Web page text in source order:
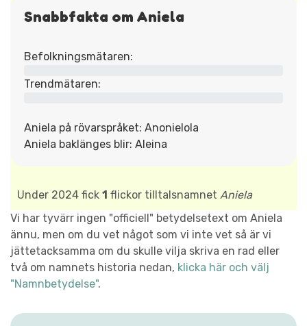
Snabbfakta om Aniela
Befolkningsmätaren:
Trendmätaren:
Aniela på rövarspråket: Anonielola
Aniela baklänges blir: Aleina
Under 2024 fick 1 flickor tilltalsnamnet Aniela
Vi har tyvärr ingen "officiell" betydelsetext om Aniela
ännu, men om du vet något som vi inte vet så är vi
jättetacksamma om du skulle vilja skriva en rad eller
två om namnets historia nedan, klicka här och välj
"Namnbetydelse".